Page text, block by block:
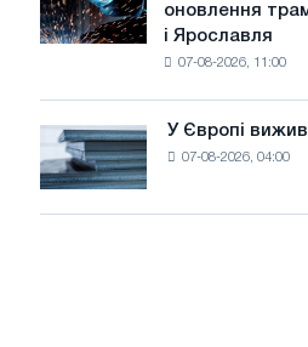
декарбонізації
БМК
виробили
трамвайних
колій
Москви
і
оновлення
і Ярославля
07-08-2026, 11:00
Європі
виживуть
тільки
У Європі
07-08-2026, 04:00